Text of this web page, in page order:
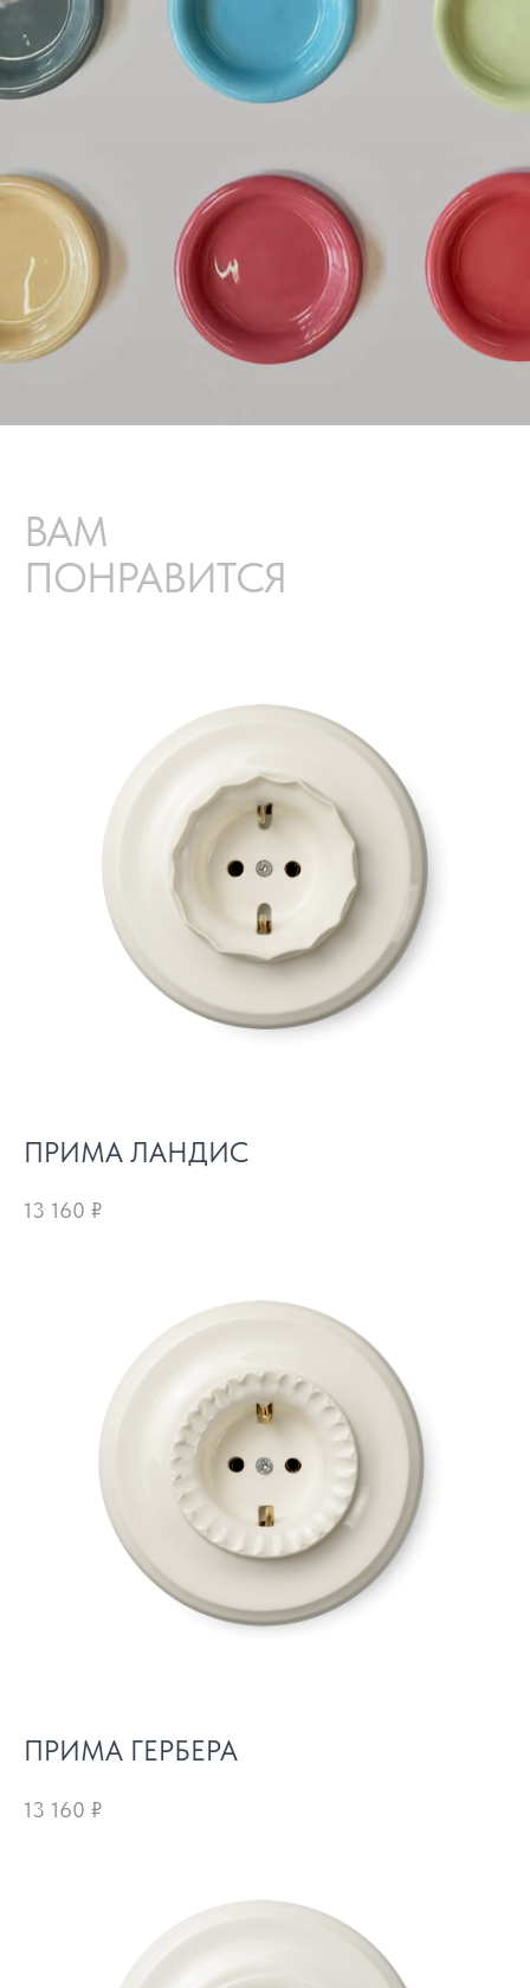
ВАМ
ПОНРАВИТСЯ
ПРИМА ЛАНДИС
13 160 ₽
ПРИМА ГЕРБЕРА
13 160 ₽